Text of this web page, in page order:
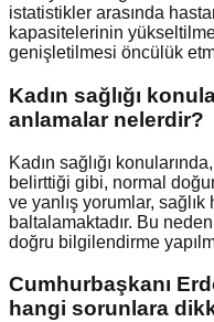
istatistikler arasında
kapasitelerinin
genişletilmesi öncülük
Kadın sağlığı
anlamalar nelerdir?
Kadın sağlığı
belirttiği gibi, normal
ve yanlış yorumlar,
baltalamaktadır. Bu
doğru bilgilendirme
Cumhurbaşkanı
hangi sorunlara